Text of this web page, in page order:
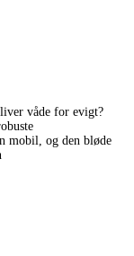
våde for evigt?
mobil, og den bløde